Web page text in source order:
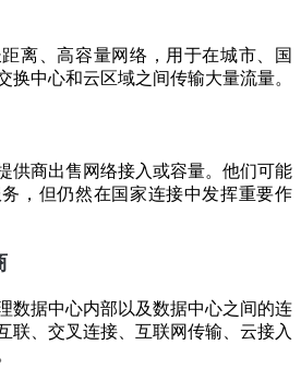
离、高容量网络，用于在城市、国
换中心和云区域之间传输大量流量。
供商出售网络接入或容量。他们可能
，但仍然在国家连接中发挥重要作
数据中心内部以及数据中心之间的连
联、交叉连接、互联网传输、云接入